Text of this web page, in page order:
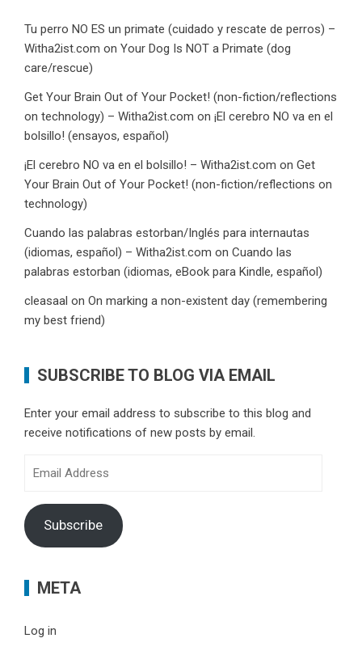
Tu perro NO ES un primate (cuidado y rescate de perros) –
Witha2ist.com on Your Dog Is NOT a Primate (dog
care/rescue)
Get Your Brain Out of Your Pocket! (non-fiction/reflections
on technology) – Witha2ist.com on ¡El cerebro NO va en el
bolsillo! (ensayos, español)
¡El cerebro NO va en el bolsillo! – Witha2ist.com on Get
Your Brain Out of Your Pocket! (non-fiction/reflections on
technology)
Cuando las palabras estorban/Inglés para internautas
(idiomas, español) – Witha2ist.com on Cuando las
palabras estorban (idiomas, eBook para Kindle, español)
cleasaal on On marking a non-existent day (remembering
my best friend)
SUBSCRIBE TO BLOG VIA EMAIL
Enter your email address to subscribe to this blog and
receive notifications of new posts by email.
Subscribe
META
Log in